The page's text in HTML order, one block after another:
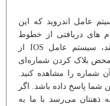
عامل اندروید که این
های دریافتی از خطوط
مسدود شده را در پوشه‌ای دیگر ببینند، سیستم عامل IOS از
بلاک کردن شماره‌ای
شماره را مشاهده کنید.
شما پاسخ داده باشد. اگر
ذهنتان می‌رسد با ما به